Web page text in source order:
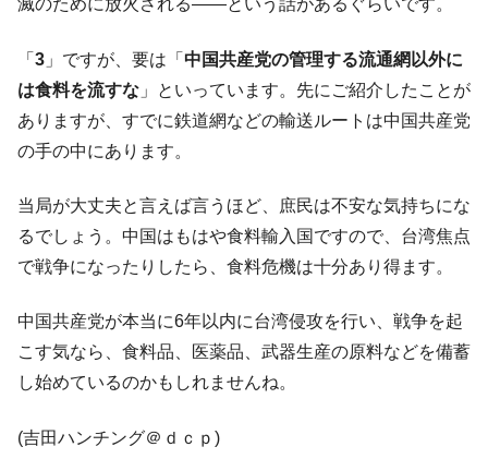
Fact1 今話題の「楽天ライオンズ」とは？
Fact1 奇跡の毛色「白毛馬」とは？
Fact1
全て勝つといくら？ 競馬GI競走で勝利騎手がもら
える賞金とは？
Fact1 平成仮面ライダーの意外すぎるモチーフとは？
なスーパーリーグとは？
Fact1
日本人マスターズ挑戦の歴史。松山以前に最高位
だった選手とは？
ている意外な選手とは？
セレクトセールの高額取引馬が稼いだ金額とは？
滅のために放火される――という話があるぐらいです。
「 3 」ですが、要は「 中国共産党の管理する流通網以外に
は食料を流すな 」といっています。先にご紹介したことが
ありますが、すでに鉄道網などの輸送ルートは中国共産党
の手の中にあります。
当局が大丈夫と言えば言うほど、庶民は不安な気持ちにな
るでしょう。中国はもはや食料輸入国ですので、台湾焦点
で戦争になったりしたら、食料危機は十分あり得ます。
中国共産党が本当に6年以内に台湾侵攻を行い、戦争を起
こす気なら、食料品、医薬品、武器生産の原料などを備蓄
し始めているのかもしれませんね。
(吉田ハンチング＠ｄｃｐ)